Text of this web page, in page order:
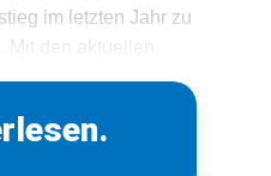
im letzten Jahr zu
den aktuellen